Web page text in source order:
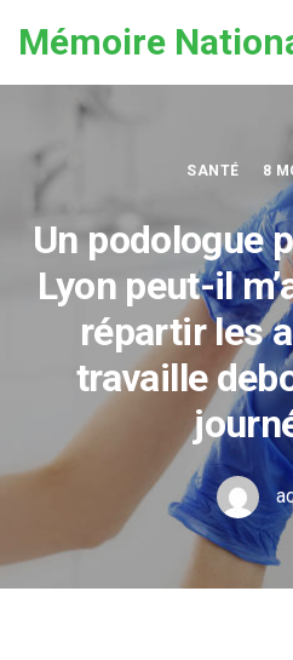
Mémoire
SANTÉ 8
Un podologue
Lyon peut-il
répartir les
travaille